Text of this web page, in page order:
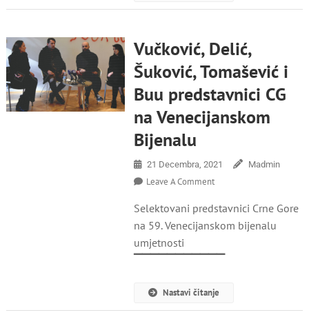
Koje
Vučković, Delić,
Šuković, Tomašević i
Buu predstavnici CG
na Venecijanskom
Bijenalu
21 Decembra, 2021 Madmin
Leave A CommentOn
Delić,
Šuković,
Tomašević
CG
Selektovani predstavnici Crne Gore
na 59. Venecijanskom bijenalu
umjetnosti
Nastavi čitanje